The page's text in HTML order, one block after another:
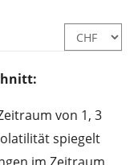
von 1, 3
spiegelt